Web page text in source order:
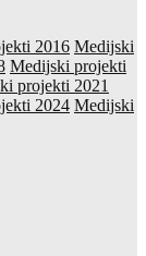
2016 Medijski
Medijski projekti
projekti 2021
2024 Medijski